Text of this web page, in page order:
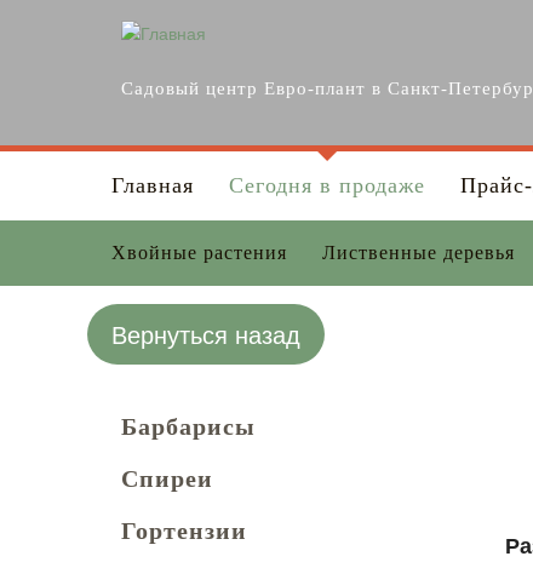
Садовый центр Евро-плант в Санкт-
Главная Сегодня в продаже
Хвойные растения Лиственные деревья
Вернуться назад
Барбарисы
Спиреи
Гортензии